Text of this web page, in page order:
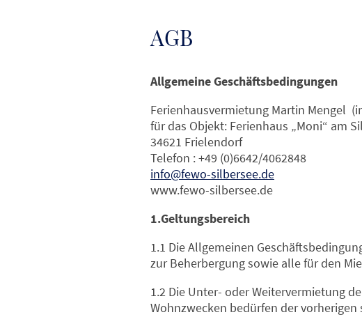
AGB
Allgemeine Geschäftsbedingungen
Ferienhausvermietung Martin Mengel
für das Objekt: Ferienhaus „Moni“ am
34621 Frielendorf
Telefon : +49 (0)6642/4062848
info@fewo-silbersee.de
www.fewo-silbersee.de
1.Geltungsbereich
1.1 Die Allgemeinen
zur Beherbergung sowie alle für den
1.2 Die Unter- oder Weitervermietung
Wohnzwecken bedürfen der